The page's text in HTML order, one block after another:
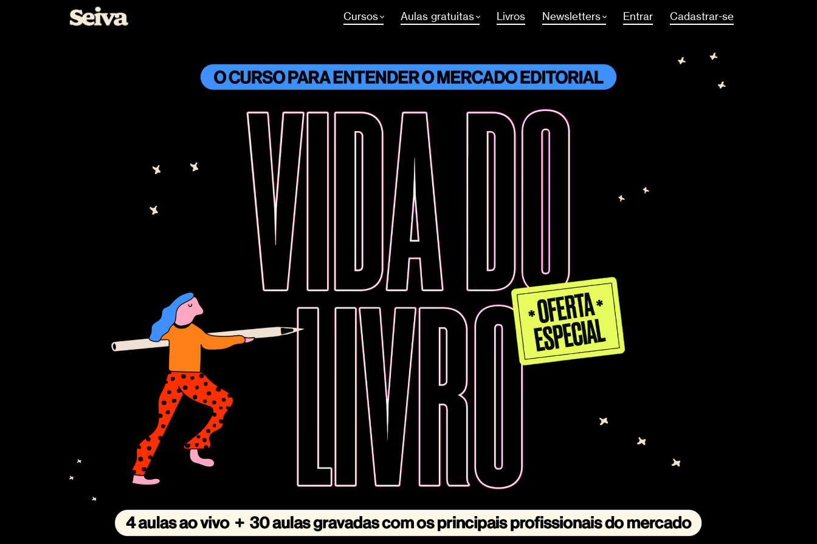
Cursos Aulas gratuitas Livros Newsletters Entrar Cadastrar-se